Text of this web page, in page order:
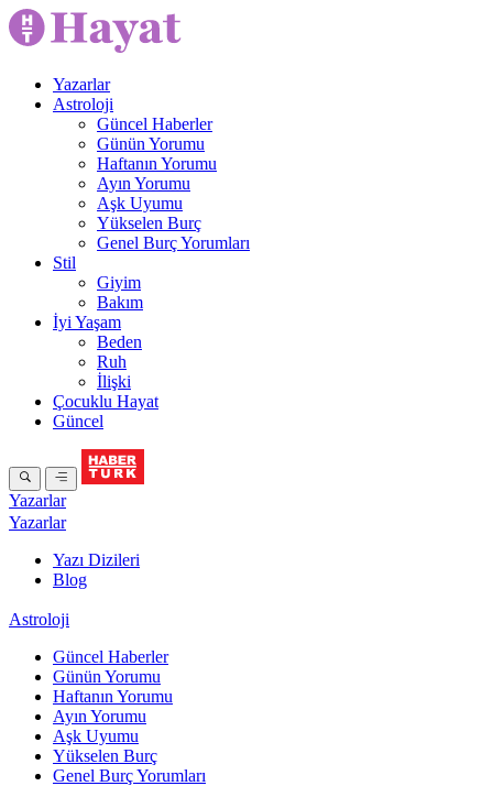
Yazarlar
Astroloji
Güncel Haberler
Günün Yorumu
Haftanın Yorumu
Ayın Yorumu
Aşk Uyumu
Yükselen Burç
Genel Burç Yorumları
Stil
Giyim
Bakım
İyi Yaşam
Beden
Ruh
İlişki
Çocuklu Hayat
Güncel
Yazarlar
Yazarlar
Yazı Dizileri
Blog
Astroloji
Güncel Haberler
Günün Yorumu
Haftanın Yorumu
Ayın Yorumu
Aşk Uyumu
Yükselen Burç
Genel Burç Yorumları